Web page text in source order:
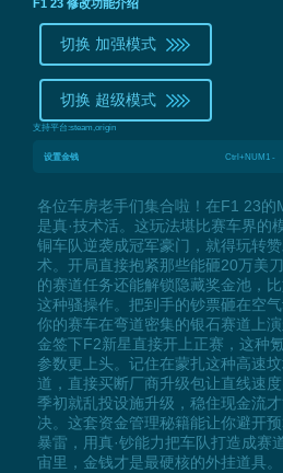
F1 23 修改功能介绍
切换 加强模式
切换 超级模式
支持平台:steam,origin
设置金钱 Ctrl+NUM1 -
各位车房老手们集合啦！在F1 23的
是真·技术活。这玩法堪比赛车界的
铜车队逆袭成冠军豪门，就得玩转
术。开局直接抱紧那些能砸20万美
的赛道任务还能解锁隐藏奖金池，
这种骚操作。把到手的钞票砸在空
你的赛车在弯道密集的银石赛道上
金签下F2新星直接开上正赛，这种
参数更上头。记住在蒙扎这种高速
道，直接买断厂商升级包让直线速
季初就乱投设施升级，稳住现金流
决。这套资金管理秘籍能让你避开
暴雷，用真·钞能力把车队打造成赛
宙里，金钱才是最硬核的外挂道具。